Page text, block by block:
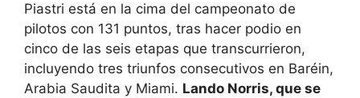
Piastri está en la cima del campeonato de
pilotos con 131 puntos, tras hacer podio en
cinco de las seis etapas que transcurrieron,
incluyendo tres triunfos consecutivos en Baréin,
Arabia Saudita y Miami. Lando Norris, que se